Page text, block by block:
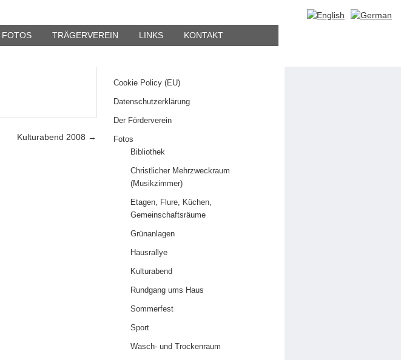
FOTOS TRÄGERVEREIN LINKS KONTAKT
Kulturabend 2008 →
Suchen
Cookie Policy (EU)
Datenschutzerklärung
Der Förderverein
Fotos
Bibliothek
Christlicher Mehrzweckraum
(Musikzimmer)
Etagen, Flure, Küchen,
Gemeinschaftsräume
Grünanlagen
Hausrallye
Kulturabend
Rundgang ums Haus
Sommerfest
Sport
Wasch- und Trockenraum